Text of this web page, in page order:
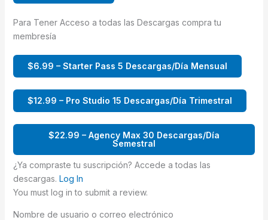
Para Tener Acceso a todas las Descargas compra tu
membresía
$6.99 – Starter Pass 5 Descargas/Día Mensual
$12.99 – Pro Studio 15 Descargas/Día Trimestral
$22.99 – Agency Max 30 Descargas/Día
Semestral
¿Ya compraste tu suscripción? Accede a todas las
descargas. Log In
You must log in to submit a review.
Nombre de usuario o correo electrónico